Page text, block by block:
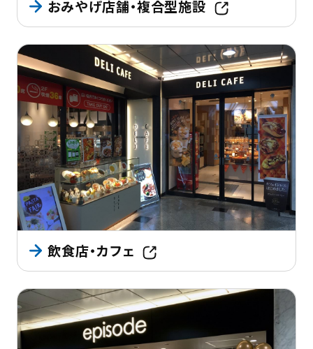
おみやげ店舗・複合型施設
飲食店・カフェ